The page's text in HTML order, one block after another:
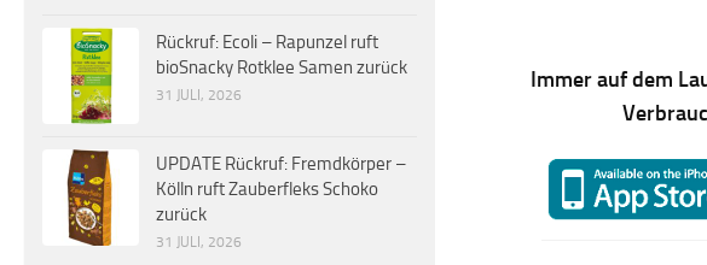
Immer auf dem
Rückruf: Ecoli – Rapunzel ruft
bioSnacky Rotklee Samen zurück
31 JULI, 2026
UPDATE Rückruf: Fremdkörper –
Kölln ruft Zauberfleks Schoko
zurück
31 JULI, 2026